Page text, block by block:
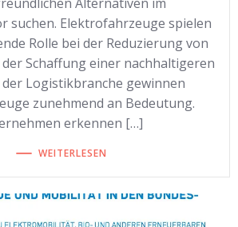
suchen. Elektrofahrzeuge spielen
Rolle bei der Reduzierung von
Schaffung einer nachhaltigeren
Logistikbranche gewinnen
zunehmend an Bedeutung.
erkennen […]
WEITERLESEN